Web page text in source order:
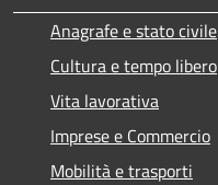
Anagrafe e stato civile
Cultura e tempo libero
Vita lavorativa
Imprese e Commercio
Mobilità e trasporti